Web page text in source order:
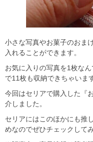
小さな写真やお菓子のおま
入れることができます。
お気に入りの写真を1枚な
で11枚も収納できちゃいま
今回はセリアで購入した『
介しました。
セリアにはこのほかにも推
めなのでぜひチェックして